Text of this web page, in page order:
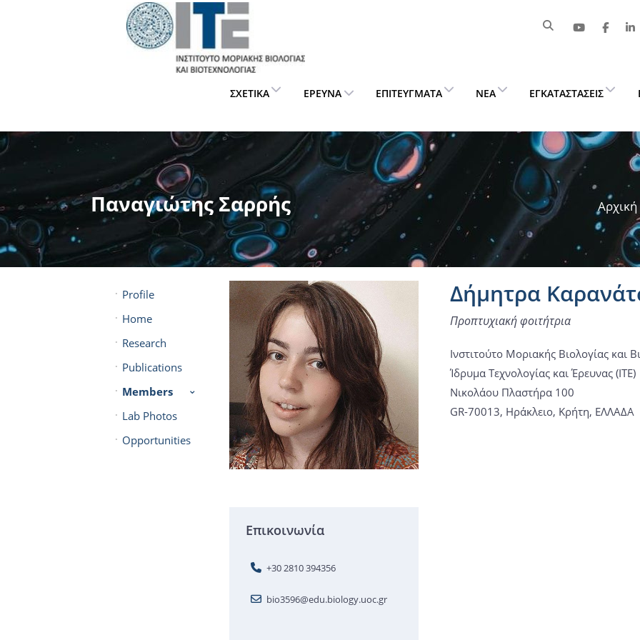
ΣΧΕΤΙΚΆ ΈΡΕΥΝΑ ΕΠΙΤΕΎΓΜΑΤΑ ΝΈΑ ΕΓΚΑΤΑΣΤΆΣΕΙΣ
Παναγιώτης Σαρρής Αρχική
Profile
Home
Research
Publications
Members
Lab Photos
Opportunities
Επικοινωνία
+30 2810 394356
bio3596@edu.biology.uoc.gr
Δήμητρα
Προπτυχιακή φοιτήτρια
Ινστιτούτο Μοριακής Βιολογίας και
Ίδρυμα Τεχνολογίας και Έρευνας (ΙΤΕ)
Νικολάου Πλαστήρα 100
GR-70013, Ηράκλειο, Κρήτη, ΕΛΛΑΔΑ